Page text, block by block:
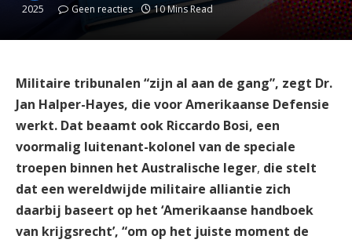
2025
Geen reacties 10 Mins Read
Militaire tribunalen “zijn al aan de gang”, zegt Dr.
Jan Halper-Hayes, die voor Amerikaanse Defensie
werkt. Dat beaamt ook Riccardo Bosi, een
voormalig luitenant-kolonel van de speciale
troepen binnen het Australische leger, die stelt
dat een wereldwijde militaire alliantie zich
daarbij baseert op het ‘Amerikaanse handboek
van krijgsrecht’, “om op het juiste moment de